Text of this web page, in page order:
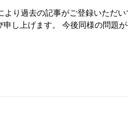
より過去の記事がご登録いただ
申し上げます。 今後同様の問題